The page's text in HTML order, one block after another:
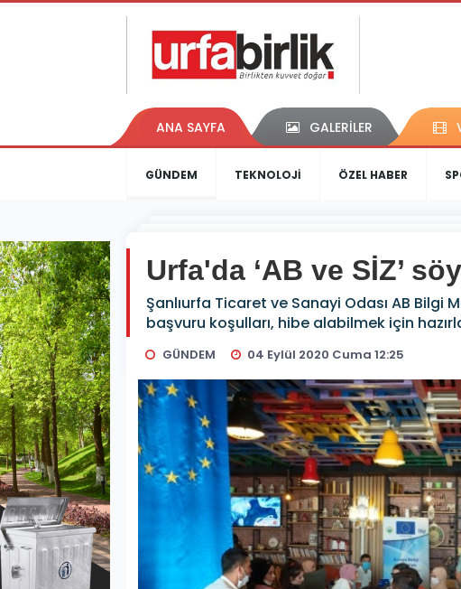
ANA SAYFA GALERİLER
GÜNDEM TEKNOLOJİ ÖZEL HABER
Urfa'da ‘AB ve SİZ’
Şanlıurfa Ticaret ve Sanayi Odası AB Bilgi
başvuru koşulları, hibe alabilmek için
GÜNDEM 04 Eylül 2020 Cuma 12:25